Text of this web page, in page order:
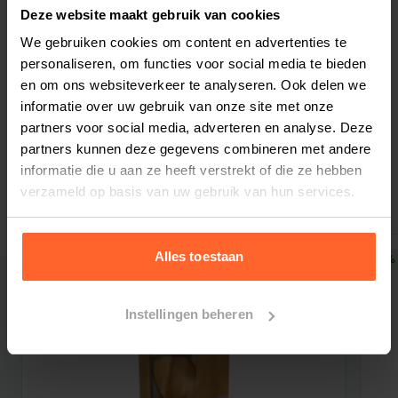
Deze website maakt gebruik van cookies
We gebruiken cookies om content en advertenties te
personaliseren, om functies voor social media te bieden
en om ons websiteverkeer te analyseren. Ook delen we
informatie over uw gebruik van onze site met onze
partners voor social media, adverteren en analyse. Deze
partners kunnen deze gegevens combineren met andere
informatie die u aan ze heeft verstrekt of die ze hebben
verzameld op basis van uw gebruik van hun services.
Alles toestaan
Instellingen beheren
Deze dieetvoedingen zijn doeltreffend en
kunnen veilig langdurig gegeven worden. De
producten zijn wetenschappelijk onderbouwd
en ontwikkeld in samenwerking met
dierenartsen.
Prins ProCare croque dieet Weight Reduction &
Diabetic
Vergelijkbare dieetvoedingen:
Hill's Prescription Diet Canine W/D, Hill's
Prescription Diet Canine R/D, Royal Canin
Veterinary Diet Diabetic Diet.
Bestelherinnering instellen
Gerelateerde producten